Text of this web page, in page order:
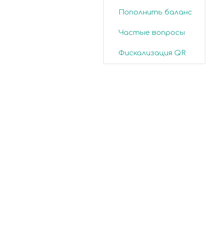
Пополнить баланс
Частые вопросы
Фискализация QR